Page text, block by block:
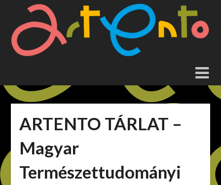
content
ARTENTO TÁRLAT –
Magyar
Természettudományi